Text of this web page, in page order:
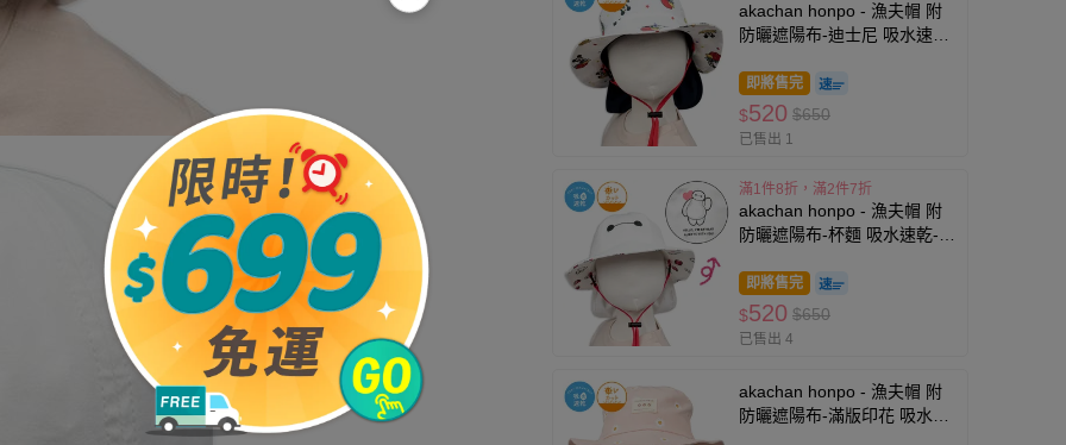
akachan honpo - 漁夫帽 附
防曬遮陽布-迪士尼 吸水速乾-
即將售完
$520 $650
已售出 1
滿1件8折，滿2件7折
akachan honpo - 漁夫帽 附
防曬遮陽布-杯麵 吸水速乾-米
即將售完
$520 $650
已售出 4
akachan honpo - 漁夫帽 附
防曬遮陽布-滿版印花 吸水速